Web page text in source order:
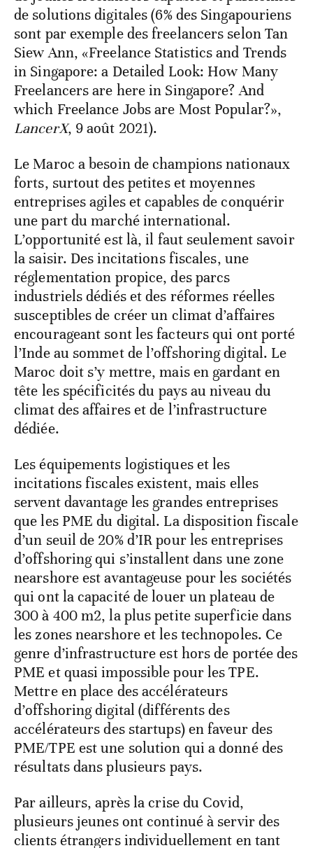
de solutions digitales (6% des Singapouriens
sont par exemple des freelancers selon Tan
Siew Ann, «Freelance Statistics and Trends
in Singapore: a Detailed Look: How Many
Freelancers are here in Singapore? And
which Freelance Jobs are Most Popular?»,
LancerX, 9 août 2021).
Le Maroc a besoin de champions nationaux
forts, surtout des petites et moyennes
entreprises agiles et capables de conquérir
une part du marché international.
L’opportunité est là, il faut seulement savoir
la saisir. Des incitations fiscales, une
réglementation propice, des parcs
industriels dédiés et des réformes réelles
susceptibles de créer un climat d’affaires
encourageant sont les facteurs qui ont porté
l’Inde au sommet de l’offshoring digital. Le
Maroc doit s’y mettre, mais en gardant en
tête les spécificités du pays au niveau du
climat des affaires et de l’infrastructure
dédiée.
Les équipements logistiques et les
incitations fiscales existent, mais elles
servent davantage les grandes entreprises
que les PME du digital. La disposition fiscale
d’un seuil de 20% d’IR pour les entreprises
d’offshoring qui s’installent dans une zone
nearshore est avantageuse pour les sociétés
qui ont la capacité de louer un plateau de
300 à 400 m2, la plus petite superficie dans
les zones nearshore et les technopoles. Ce
genre d’infrastructure est hors de portée des
PME et quasi impossible pour les TPE.
Mettre en place des accélérateurs
d’offshoring digital (différents des
accélérateurs des startups) en faveur des
PME/TPE est une solution qui a donné des
résultats dans plusieurs pays.
Par ailleurs, après la crise du Covid,
plusieurs jeunes ont continué à servir des
clients étrangers individuellement en tant